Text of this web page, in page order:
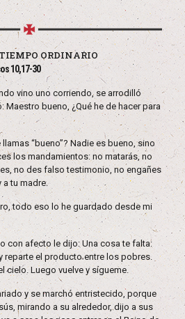
ORDINARIO
10,17-30
vino uno corriendo, se arrodilló
Maestro bueno, ¿Qué he de hacer para
“bueno”? Nadie es bueno, sino
los mandamientos: no matarás, no
no des falso testimonio, no engañes
a tu madre.
todo eso lo he guardado desde mi
con afecto le dijo: Una cosa te falta:
reparte el producto entre los pobres.
cielo. Luego vuelve y sígueme.
y se marchó entristecido, porque
mirando a su alrededor, dijo a sus